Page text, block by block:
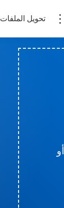
تحويل الملفات
أو